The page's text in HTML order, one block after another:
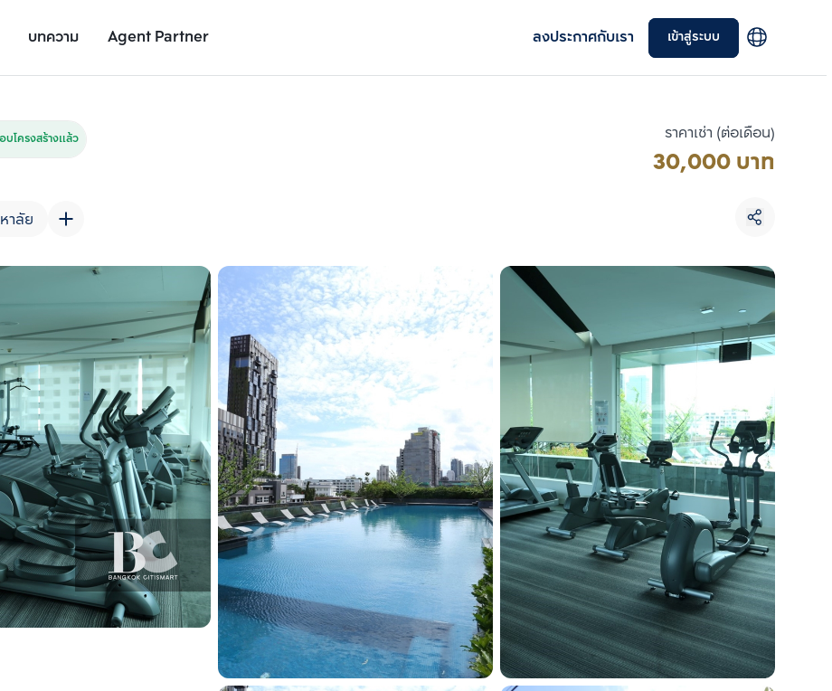
บทความ Agent Partner ลงประกาศกับเรา เข้าสู่ระบบ
รายละเอียดยูนิต
บโครงสร้างแล้ว
าลัย
ราคาเช่า (ต่อเดือน)
30,000 บาท
รายการที่ 2
เพิ่มยูนิตเปรียบเทียบ
รายการที่ 3
เลือกยูนิตเพื่อเปรียบเทียบ
เลือกได้สูงสุด 3 รายการ
เปรียบเทียบ
ลบทั้งหมด